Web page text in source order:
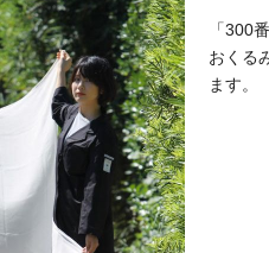
「300
おくる
ます。